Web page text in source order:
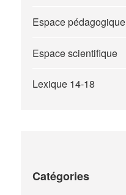
Espace pédagogique
Espace scientifique
Lexique 14-18
Catégories